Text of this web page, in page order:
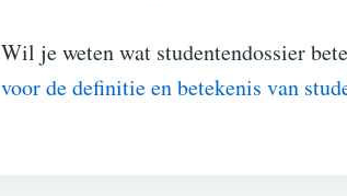
Wil je weten wat studentendossier
voor de definitie en betekenis van